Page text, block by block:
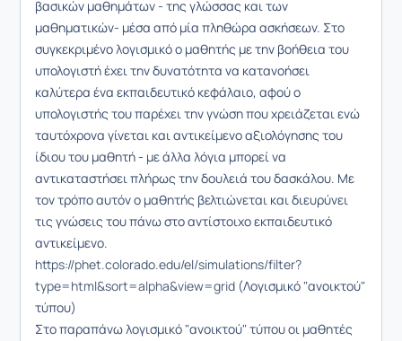
βασικών μαθημάτων - της γλώσσας και των
μαθηματικών- μέσα από μία πληθώρα ασκήσεων. Στο
συγκεκριμένο λογισμικό ο μαθητής με την βοήθεια του
υπολογιστή έχει την δυνατότητα να κατανοήσει
καλύτερα ένα εκπαιδευτικό κεφάλαιο, αφού ο
υπολογιστής του παρέχει την γνώση που χρειάζεται ενώ
ταυτόχρονα γίνεται και αντικείμενο αξιολόγησης του
ίδιου του μαθητή - με άλλα λόγια μπορεί να
αντικαταστήσει πλήρως την δουλειά του δασκάλου. Με
τον τρόπο αυτόν ο μαθητής βελτιώνεται και διευρύνει
τις γνώσεις του πάνω στο αντίστοιχο εκπαιδευτικό
αντικείμενο.
https://phet.colorado.edu/el/simulations/filter?
type=html&sort=alpha&view=grid (Λογισμικό "ανοικτού"
τύπου)
Στο παραπάνω λογισμικό "ανοικτού" τύπου οι μαθητές